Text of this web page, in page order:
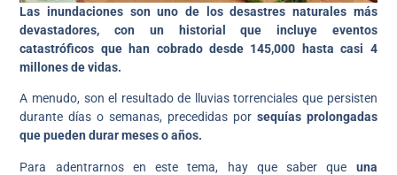
Las inundaciones son uno de los desastres naturales más
devastadores, con un historial que incluye eventos
catastróficos que han cobrado desde 145,000 hasta casi 4
millones de vidas.
A menudo, son el resultado de lluvias torrenciales que persisten
durante días o semanas, precedidas porsequías prolongadas
que pueden durar meses o años.
Para adentrarnos en este tema, hay que saber que una